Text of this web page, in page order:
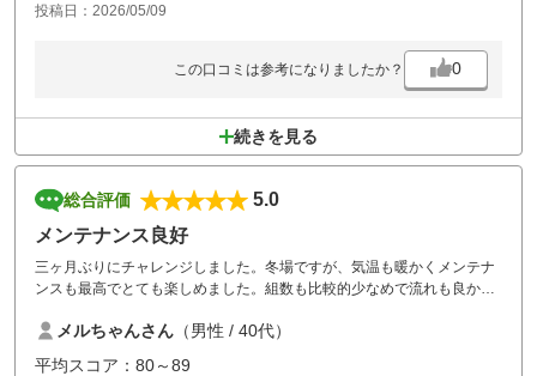
投稿日：2026/05/09
この口コミは参考になりましたか？ 0
続きを見る
総合評価
5.0
メンテナンス良好
三ヶ月ぶりにチャレンジしました。冬場ですが、気温も暖かくメンテナ
ンスも最高でとても楽しめました。組数も比較的少なめで流れも良かっ
ろがあり、マナーの悪い方がいるのが残念でした。
メルちゃんさん （男性 / 40代）
平均スコア：80～89